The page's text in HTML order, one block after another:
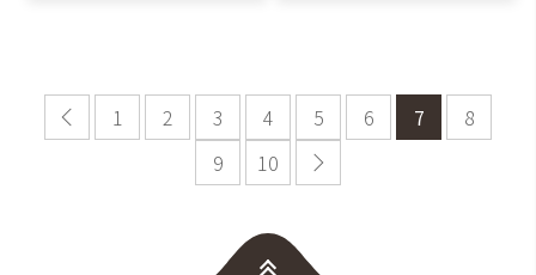
1 2 3 4 5 6 7
8
9
10